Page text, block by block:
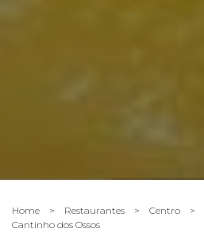
Home > Restaurantes > Centro >
Cantinho dos Ossos